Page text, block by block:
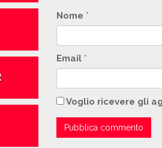
Nome *
Email *
Voglio ricevere gli